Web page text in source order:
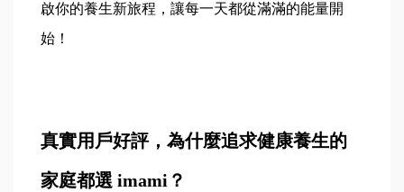
啟你的養生新旅程，讓每一天都從滿滿的能量開
始！
真實用戶好評，為什麼追求健康養生的
家庭都選 imami？